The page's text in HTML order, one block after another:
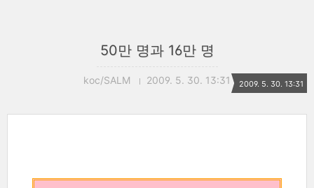
50만 명과 16만 명
koc/SALM 2009. 5. 30. 13:31 2009. 5. 30. 13:31